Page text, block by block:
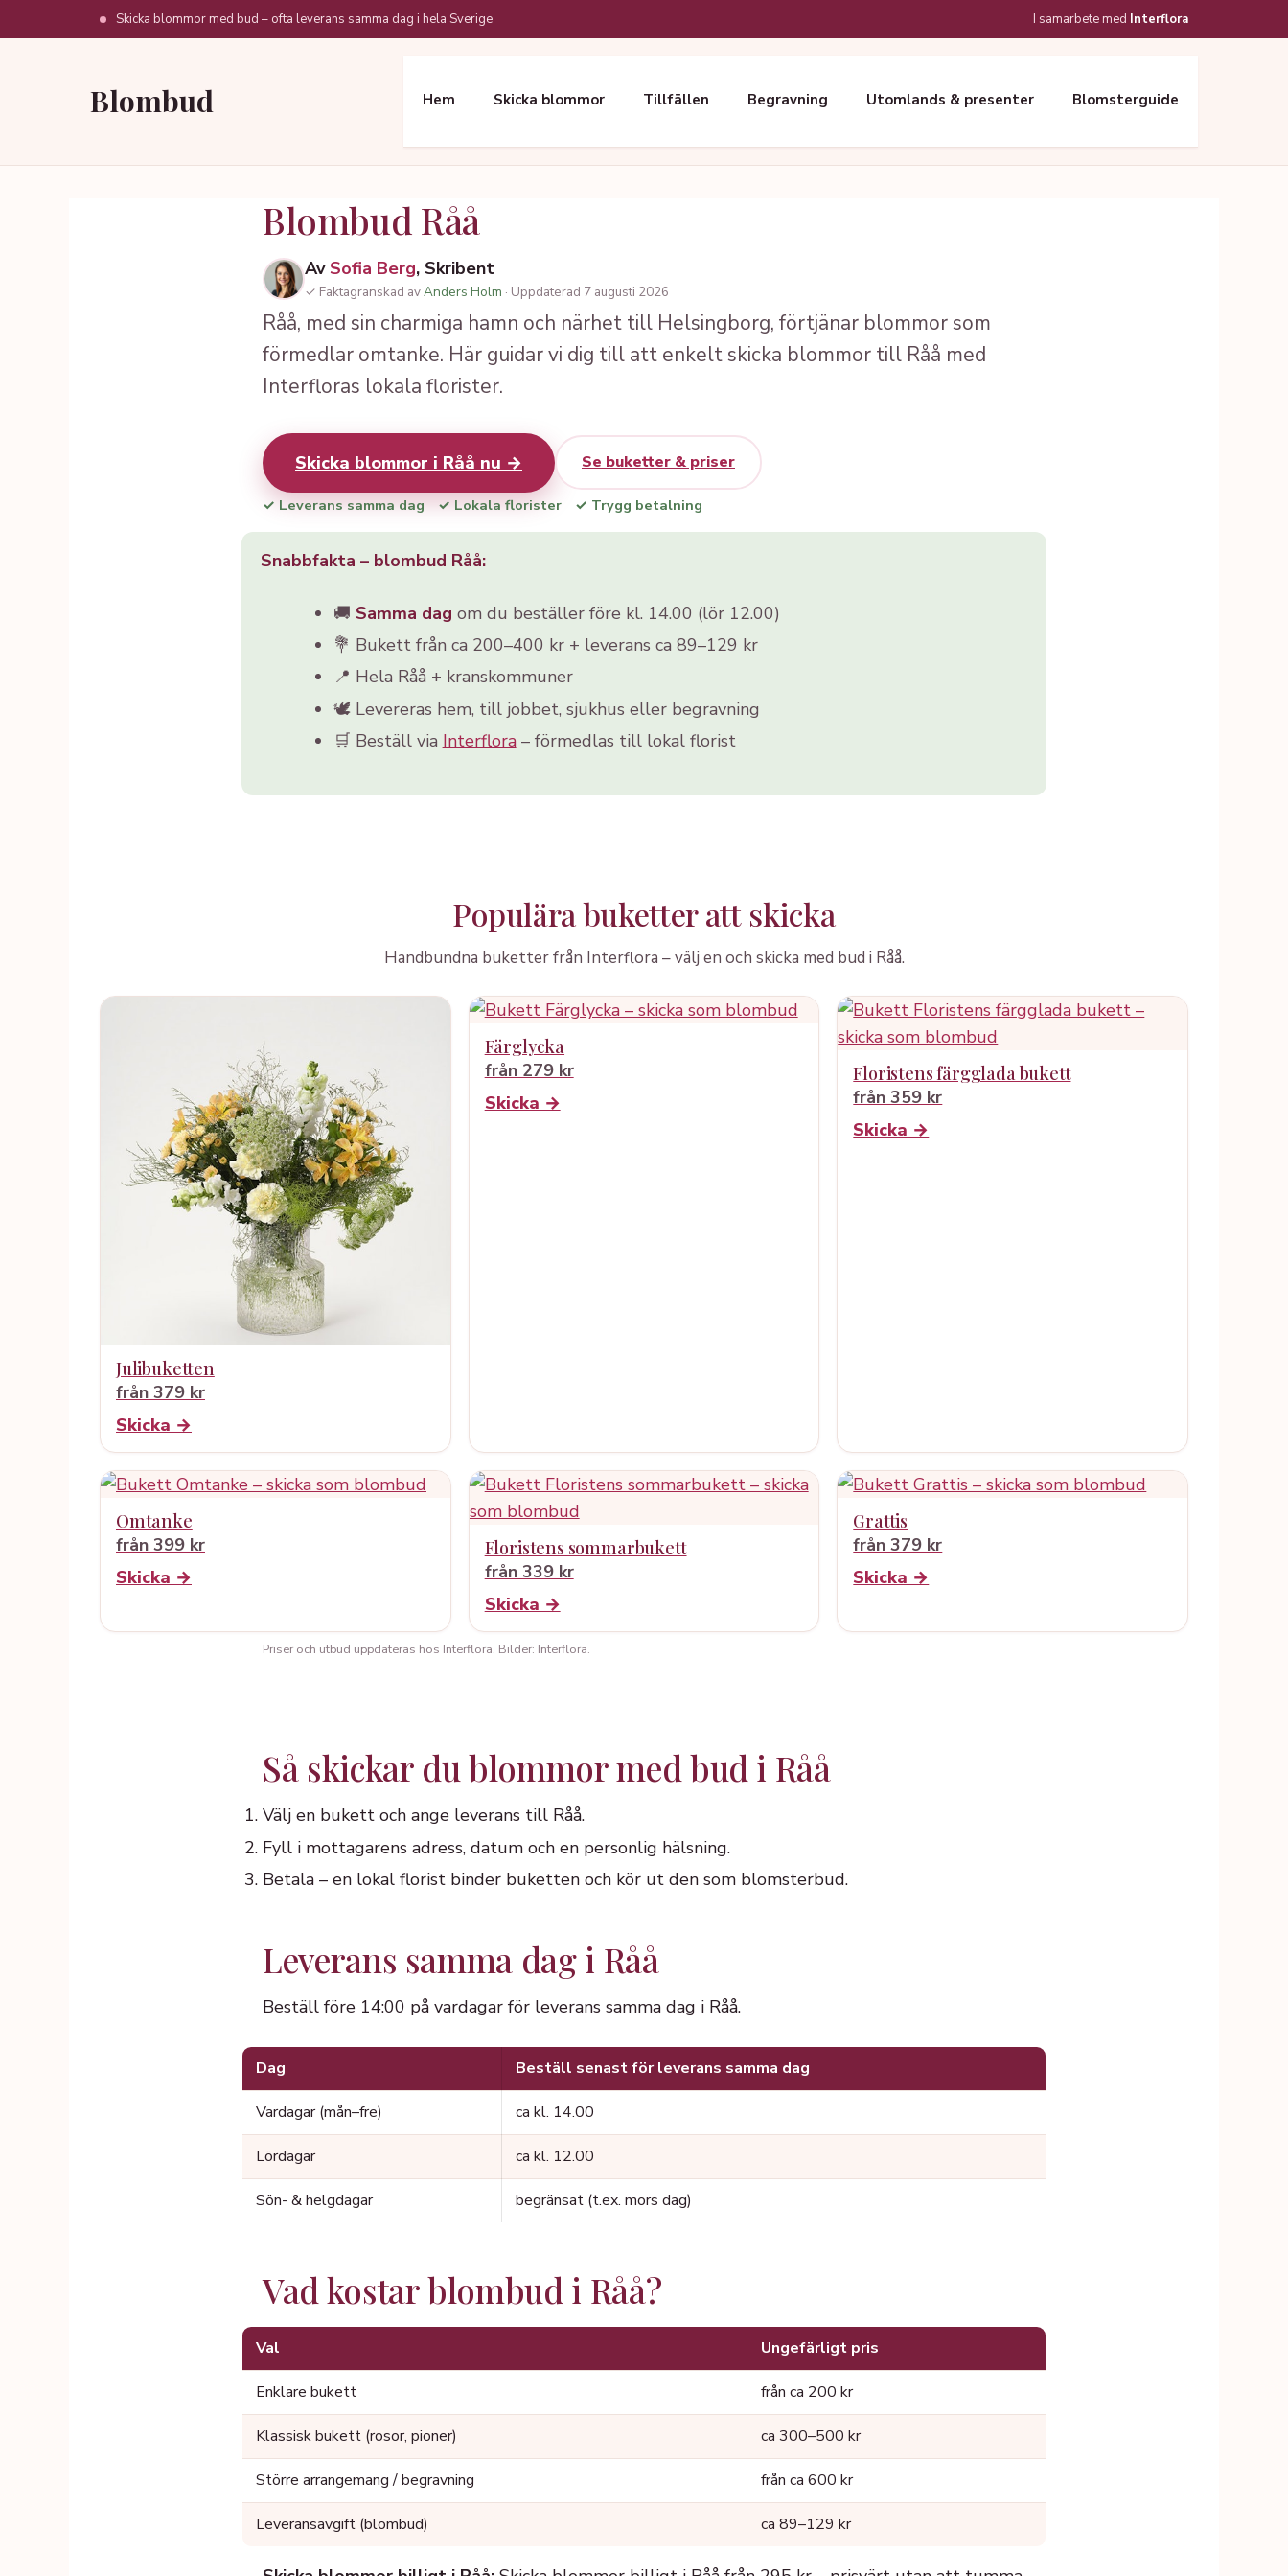
till
Skicka blommor med bud – ofta leverans samma dag i hela Sverige I samarbete med Interflora
Blombud Hem Skicka blommor Tillfällen Begravning Utomlands & presenter Blomsterguide
Blombud Råå
Av Sofia Berg, Skribent
✓ Faktagranskad avAnders Holm · Uppdaterad 7 augusti 2026
Råå, med sin charmiga hamn och närhet till Helsingborg, förtjänar blommor som
förmedlar omtanke. Här guidar vi dig till att enkelt skicka blommor till Råå med
Interfloras lokala florister.
Skicka blommor i Råå nu → Se buketter & priser
✓ Leverans samma dag ✓ Lokala florister ✓ Trygg betalning
Snabbfakta – blombud Råå:
🚚 Samma dag om du beställer före kl. 14.00 (lör 12.00)
💐 Bukett från ca 200–400 kr + leverans ca 89–129 kr
📍 Hela Råå + kranskommuner
🕊️ Levereras hem, till jobbet, sjukhus eller begravning
🛒 Beställ via Interflora– förmedlas till lokal florist
Populära buketter att skicka
Handbundna buketter från Interflora – välj en och skicka med bud i Råå.
Julibuketten
från 379 kr
Skicka →
Färglycka
från 279 kr
Skicka →
Floristens färgglada bukett
från 359 kr
Skicka →
Omtanke
från 399 kr
Skicka →
Floristens sommarbukett
från 339 kr
Skicka →
Grattis
från 379 kr
Skicka →
Priser och utbud uppdateras hos Interflora. Bilder: Interflora.
Så skickar du blommor med bud i Råå
Välj en bukett och ange leverans till Råå.
Fyll i mottagarens adress, datum och en personlig hälsning.
Betala – en lokal florist binder buketten och kör ut den som blomsterbud.
Leverans samma dag i Råå
Beställ före 14:00 på vardagar för leverans samma dag i Råå.
Dag Beställ senast för leverans samma dag
Vardagar (mån–fre) ca kl. 14.00
Lördagar ca kl. 12.00
Sön- & helgdagar begränsat (t.ex. mors dag)
Vad kostar blombud i Råå?
Val Ungefärligt pris
Enklare bukett från ca 200 kr
Klassisk bukett (rosor, pioner) ca 300–500 kr
Större arrangemang / begravning från ca 600 kr
Leveransavgift (blombud) ca 89–129 kr